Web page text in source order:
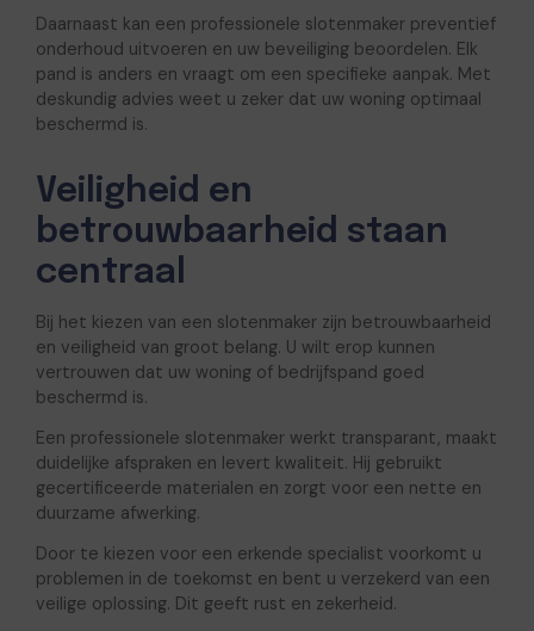
Daarnaast kan een professionele slotenmaker preventief
onderhoud uitvoeren en uw beveiliging beoordelen. Elk
pand is anders en vraagt om een specifieke aanpak. Met
deskundig advies weet u zeker dat uw woning optimaal
beschermd is.
Veiligheid en
betrouwbaarheid staan
centraal
Bij het kiezen van een slotenmaker zijn betrouwbaarheid
en veiligheid van groot belang. U wilt erop kunnen
vertrouwen dat uw woning of bedrijfspand goed
beschermd is.
Een professionele slotenmaker werkt transparant, maakt
duidelijke afspraken en levert kwaliteit. Hij gebruikt
gecertificeerde materialen en zorgt voor een nette en
duurzame afwerking.
Door te kiezen voor een erkende specialist voorkomt u
problemen in de toekomst en bent u verzekerd van een
veilige oplossing. Dit geeft rust en zekerheid.